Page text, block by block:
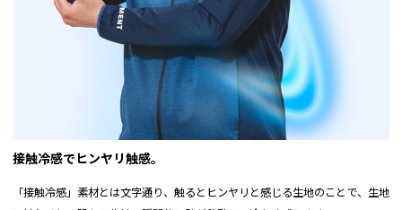
※サイズ表記は商品実物の実寸となります。
すべて手作業にて採寸を行っている為、若干の誤差が生じる場合があります。
接触冷感でヒンヤリ触感。
「接触冷感」素材とは文字通り、触るとヒンヤリと感じる生地のことで、生地